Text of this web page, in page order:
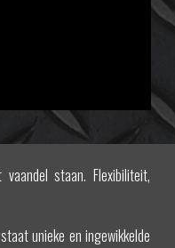
staan. Flexibiliteit,
unieke en ingewikkelde